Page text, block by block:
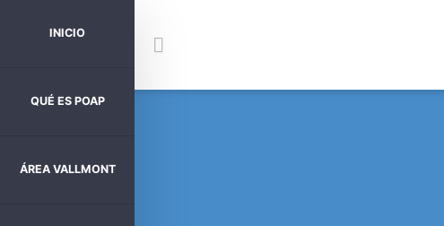
INICIO
QUÉ ES POAP
ÁREA VALLMONT